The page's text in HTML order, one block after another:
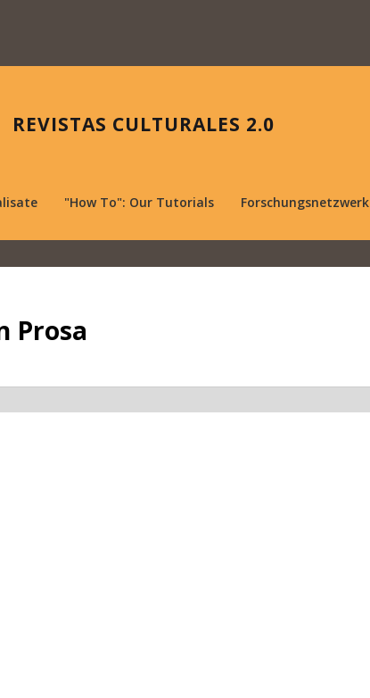
REVISTAS CULTURALES 2.0
"How To": Our Tutorials Forschungsnetzwerk
Prosa